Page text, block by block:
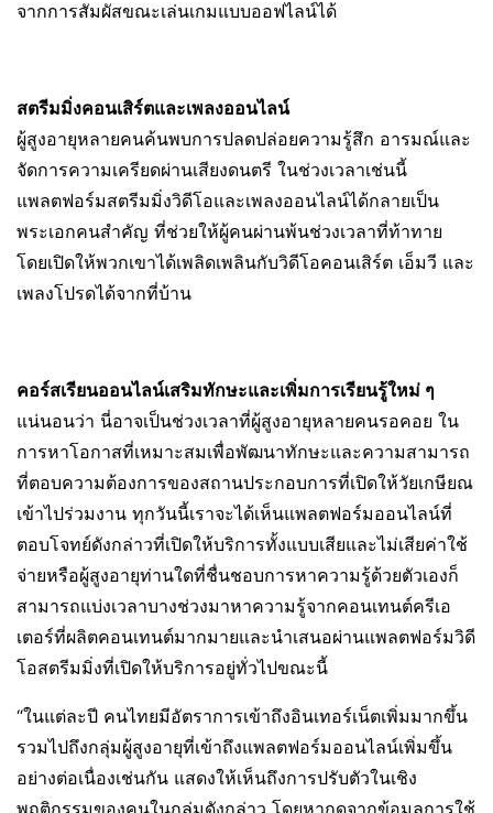
จากการสัมผัสขณะเล่นเกมแบบออฟไลน์ได้
สตรีมมิ่งคอนเสิร์ตและเพลงออนไลน์
ผู้สูงอายุหลายคนค้นพบการปลดปล่อยความรู้สึก อารมณ์และ
จัดการความเครียดผ่านเสียงดนตรี ในช่วงเวลาเช่นนี้
แพลตฟอร์มสตรีมมิ่งวิดีโอและเพลงออนไลน์ได้กลายเป็น
พระเอกคนสำคัญ ที่ช่วยให้ผู้คนผ่านพ้นช่วงเวลาที่ท้าทาย
โดยเปิดให้พวกเขาได้เพลิดเพลินกับวิดีโอคอนเสิร์ต เอ็มวี และ
เพลงโปรดได้จากที่บ้าน
คอร์สเรียนออนไลน์เสริมทักษะและเพิ่มการเรียนรู้ใหม่ ๆ
แน่นอนว่า นี่อาจเป็นช่วงเวลาที่ผู้สูงอายุหลายคนรอคอย ใน
การหาโอกาสที่เหมาะสมเพื่อพัฒนาทักษะและความสามารถ
ที่ตอบความต้องการของสถานประกอบการที่เปิดให้วัยเกษียณ
เข้าไปร่วมงาน ทุกวันนี้เราจะได้เห็นแพลตฟอร์มออนไลน์ที่
ตอบโจทย์ดังกล่าวที่เปิดให้บริการทั้งแบบเสียและไม่เสียค่าใช้
จ่ายหรือผู้สูงอายุท่านใดที่ชื่นชอบการหาความรู้ด้วยตัวเองก็
สามารถแบ่งเวลาบางช่วงมาหาความรู้จากคอนเทนต์ครีเอ
เตอร์ที่ผลิตคอนเทนต์มากมายและนำเสนอผ่านแพลตฟอร์มวิดี
โอสตรีมมิ่งที่เปิดให้บริการอยู่ทั่วไปขณะนี้
“ในแต่ละปี คนไทยมีอัตราการเข้าถึงอินเทอร์เน็ตเพิ่มมากขึ้น
รวมไปถึงกลุ่มผู้สูงอายุที่เข้าถึงแพลตฟอร์มออนไลน์เพิ่มขึ้น
อย่างต่อเนื่องเช่นกัน แสดงให้เห็นถึงการปรับตัวในเชิง
พฤติกรรมของคนในกลุ่มดังกล่าว โดยหากดูจากข้อมูลการใช้